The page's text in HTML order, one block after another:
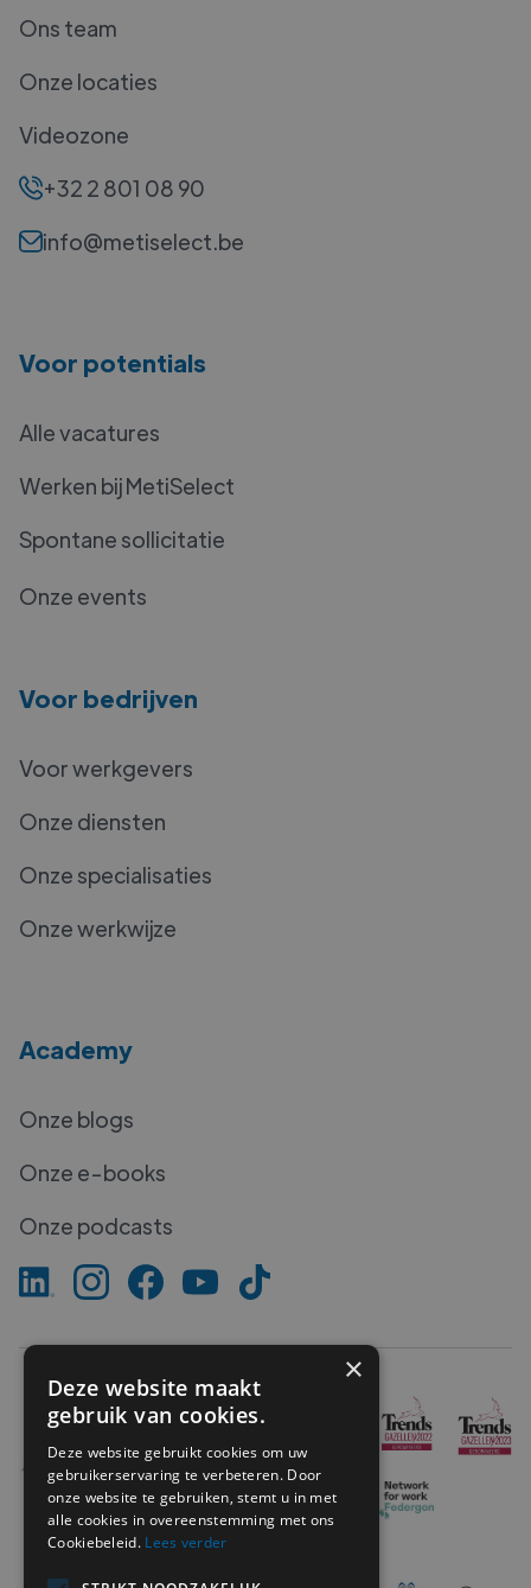
Ons team
Onze locaties
Videozone
+32 2 801 08 90
info@metiselect.be
Voor potentials
Alle vacatures
Werken bij MetiSelect
Spontane sollicitatie
Onze events
Voor bedrijven
Voor werkgevers
Onze diensten
Onze specialisaties
Onze werkwijze
Academy
Onze blogs
Onze e-books
Onze podcasts
×
Deze website maakt
gebruik van cookies.
Deze website gebruikt cookies om uw
gebruikerservaring te verbeteren. Door
onze website te gebruiken, stemt u in met
alle cookies in overeenstemming met ons
Cookiebeleid. Lees verder